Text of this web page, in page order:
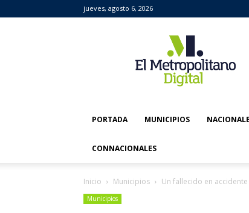
jueves, agosto 6, 2026
Metropolitano
Digital
PORTADA MUNICIPIOS
CONNACIONALES
Inicio Municipios Un fallecido en
Municipios